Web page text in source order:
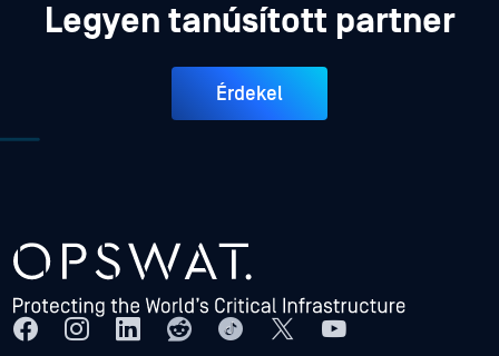
Legyen tanúsított partner
Érdekel